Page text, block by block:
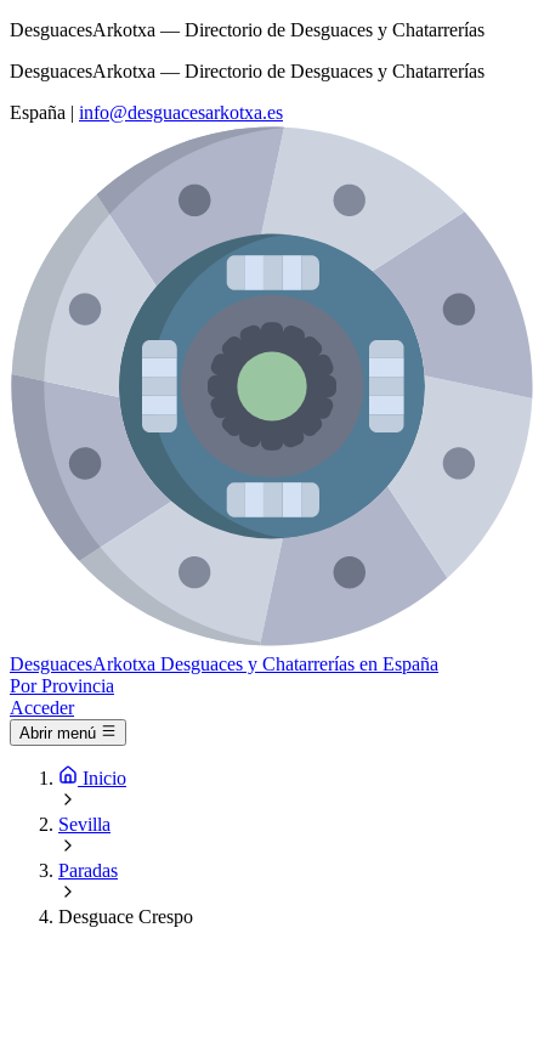
DesguacesArkotxa — Directorio de Desguaces y Chatarrerías
DesguacesArkotxa — Directorio de Desguaces y Chatarrerías
España | info@desguacesarkotxa.es
DesguacesArkotxa Desguaces y Chatarrerías en España
Por Provincia
Acceder
Abrir menú
Inicio
Sevilla
Paradas
Desguace Crespo